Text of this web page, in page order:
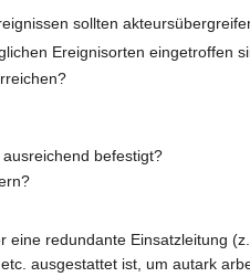
sollten
Ereignisorten eingetroffen
befestigt?
redundante Einsatzleitung
ausgestattet ist, um autark